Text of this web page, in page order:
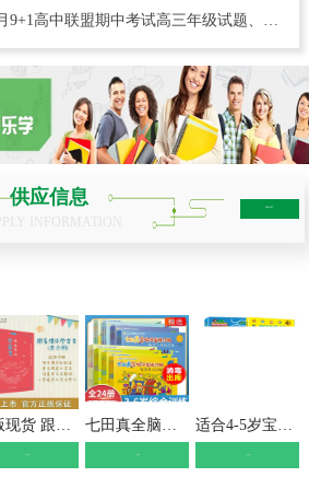
高中联盟期中考试高三年级试题、含赋分表
供应信息
INFORMATION
more+